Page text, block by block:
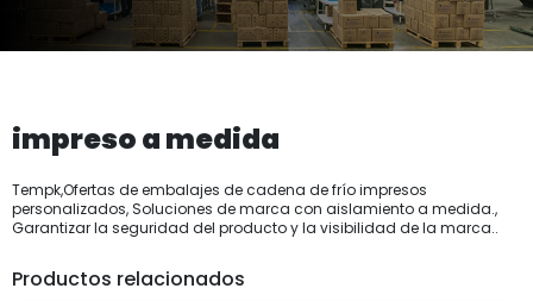
impreso a medida
Tempk,Ofertas de embalajes de cadena de frío impresos
personalizados, Soluciones de marca con aislamiento a medida.,
Garantizar la seguridad del producto y la visibilidad de la marca..
Productos relacionados